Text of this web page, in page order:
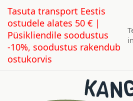
Tasuta transport Eestis
ostudele alates 50 € |
Püsikliendile soodustus
-10%, soodustus rakendub
ostukorvis